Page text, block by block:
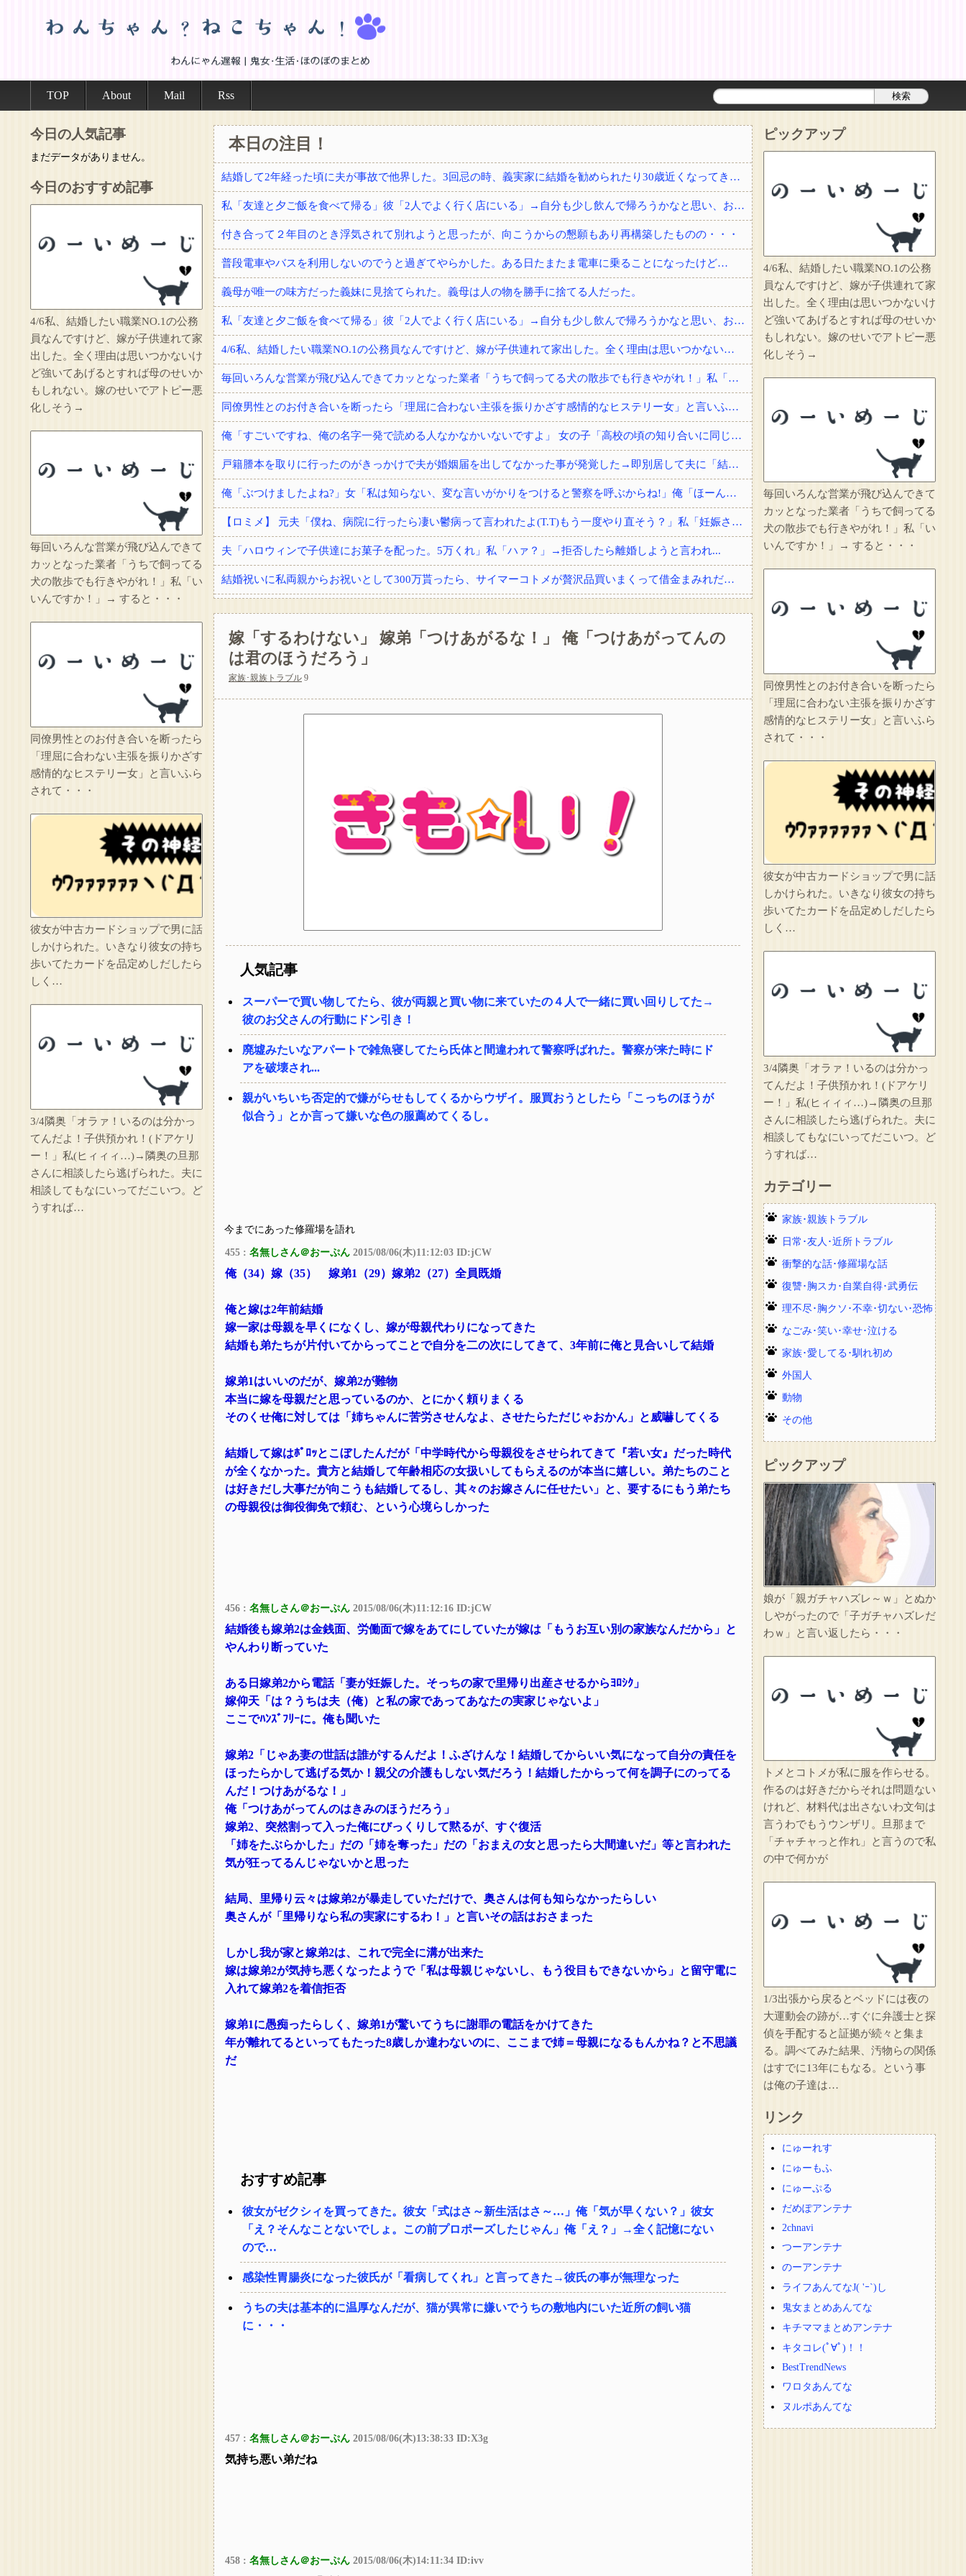
TOP About Mail Rss
今日の人気記事
まだデータがありません。
今日のおすすめ記事
4/6私、結婚したい職業NO.1の公務
員なんですけど、嫁が子供連れて家
出した。全く理由は思いつかないけ
ど強いてあげるとすれば母のせいか
もしれない。嫁のせいでアトピー悪
化しそう→
毎回いろんな営業が飛び込んできて
カッとなった業者「うちで飼ってる
犬の散歩でも行きやがれ！」私「い
いんですか！」→ すると・・・
同僚男性とのお付き合いを断ったら
「理屈に合わない主張を振りかざす
感情的なヒステリー女」と言いふら
されて・・・
彼女が中古カードショップで男に話
しかけられた。いきなり彼女の持ち
歩いてたカードを品定めしだしたら
しく…
3/4隣奥「オラァ！いるのは分かっ
てんだよ！子供預かれ！(ドアケリ
ー！」私(ヒィィィ…)→隣奥の旦那
さんに相談したら逃げられた。夫に
相談してもなにいってだこいつ。ど
うすれば…
本日の注目！
結婚して2年経った頃に夫が事故で他界した。3回忌の時、義実家に結婚を勧められたり30歳近くなってきて、このままでいいのかなとぼんやり思っていると・・・？
私「友達と夕ご飯を食べて帰る」彼「2人でよく行く店にいる」→自分も少し飲んで帰ろうかなと思い、お店に顔を出したら・・・
付き合って２年目のとき浮気されて別れようと思ったが、向こうからの懇願もあり再構築したものの・・・
普段電車やバスを利用しないのでうと過ぎてやらかした。ある日たまたま電車に乗ることになったけど…
義母が唯一の味方だった義妹に見捨てられた。義母は人の物を勝手に捨てる人だった。
私「友達と夕ご飯を食べて帰る」彼「2人でよく行く店にいる」→自分も少し飲んで帰ろうかなと思い、お店に顔を出したら・・・
4/6私、結婚したい職業NO.1の公務員なんですけど、嫁が子供連れて家出した。全く理由は思いつかないけど強いてあげるとすれば母のせいかもしれない。嫁のせいでアトピー悪化しそう→
毎回いろんな営業が飛び込んできてカッとなった業者「うちで飼ってる犬の散歩でも行きやがれ！」私「いいんですか！」→ すると・・・
同僚男性とのお付き合いを断ったら「理屈に合わない主張を振りかざす感情的なヒステリー女」と言いふらされて・・・
俺「すごいですね、俺の名字一発で読める人なかなかいないですよ」 女の子「高校の頃の知り合いに同じ名字の人が居まして」
戸籍謄本を取りに行ったのがきっかけで夫が婚姻届を出してなかった事が発覚した→即別居して夫に「結婚詐欺だから訴える！」と伝えたら信じられない...
俺「ぶつけましたよね?」女「私は知らない、変な言いがかりをつけると警察を呼ぶからね!」俺「ほーん」→スーパーの駐車場で当て逃げされた！警察に...
【ロミメ】 元夫「僕ね、病院に行ったら凄い鬱病って言われたよ(T.T)もう一度やり直そう？」私「妊娠させた女子高生はどうなったわけ！？」
夫「ハロウィンで子供達にお菓子を配った。5万くれ」私「ハァ？」→拒否したら離婚しようと言われ...
結婚祝いに私両親からお祝いとして300万貰ったら、サイマーコトメが贅沢品買いまくって借金まみれだから貸してと言ってきた。
手術を受けてドナーから内臓の一つをもらった。すると術後不思議な現象が…家族「気のせいよ」
託児ママ「暇でしょー？置いといてくれるだけでいいからー」私（置いとくだけ？）→イラっとしたので…
嫁「するわけない」 嫁弟「つけあがるな！」 俺「つけあがってんの
は君のほうだろう」
家族･親族トラブル 9
人気記事
スーパーで買い物してたら、彼が両親と買い物に来ていたの４人で一緒に買い回りしてた→
彼のお父さんの行動にドン引き！
廃墟みたいなアパートで雑魚寝してたら氏体と間違われて警察呼ばれた。警察が来た時にド
アを破壊され...
親がいちいち否定的で嫌がらせもしてくるからウザイ。服買おうとしたら「こっちのほうが
似合う」とか言って嫌いな色の服薦めてくるし。
今までにあった修羅場を語れ
455 : 名無しさん＠おーぷん 2015/08/06(木)11:12:03 ID:jCW
俺（34）嫁（35） 嫁弟1（29）嫁弟2（27）全員既婚
俺と嫁は2年前結婚
嫁一家は母親を早くになくし、嫁が母親代わりになってきた
結婚も弟たちが片付いてからってことで自分を二の次にしてきて、3年前に俺と見合いして結婚
嫁弟1はいいのだが、嫁弟2が難物
本当に嫁を母親だと思っているのか、とにかく頼りまくる
そのくせ俺に対しては「姉ちゃんに苦労させんなよ、させたらただじゃおかん」と威嚇してくる
結婚して嫁はﾎﾟﾛｯとこぼしたんだが「中学時代から母親役をさせられてきて『若い女』だった時代
が全くなかった。貴方と結婚して年齢相応の女扱いしてもらえるのが本当に嬉しい。弟たちのこと
は好きだし大事だが向こうも結婚してるし、其々のお嫁さんに任せたい」と、要するにもう弟たち
の母親役は御役御免で頼む、という心境らしかった
456 : 名無しさん＠おーぷん 2015/08/06(木)11:12:16 ID:jCW
結婚後も嫁弟2は金銭面、労働面で嫁をあてにしていたが嫁は「もうお互い別の家族なんだから」と
やんわり断っていた
ある日嫁弟2から電話「妻が妊娠した。そっちの家で里帰り出産させるからﾖﾛｼｸ」
嫁仰天「は？うちは夫（俺）と私の家であってあなたの実家じゃないよ」
ここでﾊﾝｽﾞﾌﾘｰに。俺も聞いた
嫁弟2「じゃあ妻の世話は誰がするんだよ！ふざけんな！結婚してからいい気になって自分の責任を
ほったらかして逃げる気か！親父の介護もしない気だろう！結婚したからって何を調子にのってる
んだ！つけあがるな！」
俺「つけあがってんのはきみのほうだろう」
嫁弟2、突然割って入った俺にびっくりして黙るが、すぐ復活
「姉をたぶらかした」だの「姉を奪った」だの「おまえの女と思ったら大間違いだ」等と言われた
気が狂ってるんじゃないかと思った
結局、里帰り云々は嫁弟2が暴走していただけで、奥さんは何も知らなかったらしい
奥さんが「里帰りなら私の実家にするわ！」と言いその話はおさまった
しかし我が家と嫁弟2は、これで完全に溝が出来た
嫁は嫁弟2が気持ち悪くなったようで「私は母親じゃないし、もう役目もできないから」と留守電に
入れて嫁弟2を着信拒否
嫁弟1に愚痴ったらしく、嫁弟1が驚いてうちに謝罪の電話をかけてきた
年が離れてるといってもたった8歳しか違わないのに、ここまで姉＝母親になるもんかね？と不思議
だ
おすすめ記事
彼女がゼクシィを買ってきた。彼女「式はさ～新生活はさ～…」俺「気が早くない？」彼女
「え？そんなことないでしょ。この前プロポーズしたじゃん」俺「え？」→全く記憶にない
ので…
感染性胃腸炎になった彼氏が「看病してくれ」と言ってきた→彼氏の事が無理なった
うちの夫は基本的に温厚なんだが、猫が異常に嫌いでうちの敷地内にいた近所の飼い猫
に・・・
457 : 名無しさん＠おーぷん 2015/08/06(木)13:38:33 ID:X3g
気持ち悪い弟だね
458 : 名無しさん＠おーぷん 2015/08/06(木)14:11:34 ID:ivv
ピックアップ
4/6私、結婚したい職業NO.1の公務
員なんですけど、嫁が子供連れて家
出した。全く理由は思いつかないけ
ど強いてあげるとすれば母のせいか
もしれない。嫁のせいでアトピー悪
化しそう→
毎回いろんな営業が飛び込んできて
カッとなった業者「うちで飼ってる
犬の散歩でも行きやがれ！」私「い
いんですか！」→ すると・・・
同僚男性とのお付き合いを断ったら
「理屈に合わない主張を振りかざす
感情的なヒステリー女」と言いふら
されて・・・
彼女が中古カードショップで男に話
しかけられた。いきなり彼女の持ち
歩いてたカードを品定めしだしたら
しく…
3/4隣奥「オラァ！いるのは分かっ
てんだよ！子供預かれ！(ドアケリ
ー！」私(ヒィィィ…)→隣奥の旦那
さんに相談したら逃げられた。夫に
相談してもなにいってだこいつ。ど
うすれば…
カテゴリー
家族･親族トラブル
日常･友人･近所トラブル
衝撃的な話･修羅場な話
復讐･胸スカ･自業自得･武勇伝
理不尽･胸クソ･不幸･切ない･恐怖
なごみ･笑い･幸せ･泣ける
家族･愛してる･馴れ初め
外国人
動物
その他
ピックアップ
娘が「親ガチャハズレ～ｗ」とぬか
しやがったので「子ガチャハズレだ
わｗ」と言い返したら・・・
トメとコトメが私に服を作らせる。
作るのは好きだからそれは問題ない
けれど、材料代は出さないわ文句は
言うわでもうウンザリ。旦那まで
「チャチャっと作れ」と言うので私
の中で何かが
1/3出張から戻るとベッドには夜の
大運動会の跡が…すぐに弁護士と探
偵を手配すると証拠が続々と集ま
る。調べてみた結果、汚物らの関係
はすでに13年にもなる。という事
は俺の子達は…
リンク
にゅーれす
にゅーもふ
にゅーぷる
だめぽアンテナ
2chnavi
つーアンテナ
のーアンテナ
ライフあんてなJ( 'ｰ`)し
鬼女まとめあんてな
キチママまとめアンテナ
キタコレ(ﾟ∀ﾟ)！！
BestTrendNews
ワロタあんてな
ヌルポあんてな